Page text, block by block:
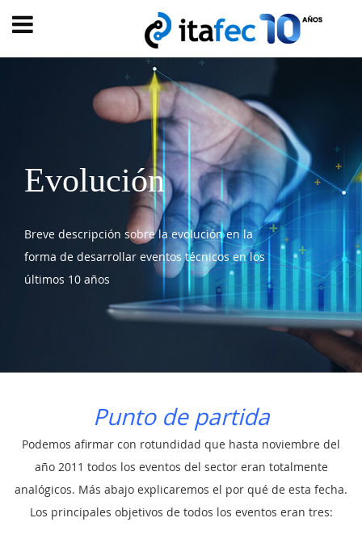
Main
WATCH
PRODUMER
VIDEOS
CUENTA
NOTICIAS
Evolución
Breve descripción sobre la evolución en la
forma de desarrollar eventos técnicos en los
últimos 10 años
Punto de partida
Podemos afirmar con rotundidad que hasta noviembre del
año 2011 todos los eventos del sector eran totalmente
analógicos. Más abajo explicaremos el por qué de esta fecha.
Los principales objetivos de todos los eventos eran tres: